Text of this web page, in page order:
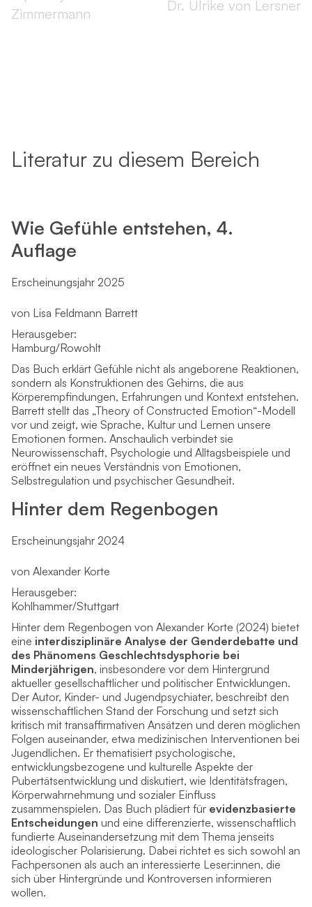
Zimmermann
Dr. Ulrike von Lersner
Literatur zu diesem Bereich
Wie Gefühle entstehen, 4.
Auflage
Erscheinungsjahr 2025
von Lisa Feldmann Barrett
Herausgeber:
Hamburg/Rowohlt
Das Buch erklärt Gefühle nicht als angeborene Reaktionen,
sondern als Konstruktionen des Gehirns, die aus
Körperempfindungen, Erfahrungen und Kontext entstehen.
Barrett stellt das „Theory of Constructed Emotion“-Modell
vor und zeigt, wie Sprache, Kultur und Lernen unsere
Emotionen formen. Anschaulich verbindet sie
Neurowissenschaft, Psychologie und Alltagsbeispiele und
eröffnet ein neues Verständnis von Emotionen,
Selbstregulation und psychischer Gesundheit.
Hinter dem Regenbogen
Erscheinungsjahr 2024
von Alexander Korte
Herausgeber:
Kohlhammer/Stuttgart
Hinter dem Regenbogen von Alexander Korte (2024) bietet
eine interdisziplinäre Analyse der Genderdebatte und
des Phänomens Geschlechtsdysphorie bei
Minderjährigen, insbesondere vor dem Hintergrund
aktueller gesellschaftlicher und politischer Entwicklungen.
Der Autor, Kinder- und Jugendpsychiater, beschreibt den
wissenschaftlichen Stand der Forschung und setzt sich
kritisch mit transaffirmativen Ansätzen und deren möglichen
Folgen auseinander, etwa medizinischen Interventionen bei
Jugendlichen. Er thematisiert psychologische,
entwicklungsbezogene und kulturelle Aspekte der
Pubertätsentwicklung und diskutiert, wie Identitätsfragen,
Körperwahrnehmung und sozialer Einfluss
zusammenspielen. Das Buch plädiert für evidenzbasierte
Entscheidungen und eine differenzierte, wissenschaftlich
fundierte Auseinandersetzung mit dem Thema jenseits
ideologischer Polarisierung. Dabei richtet es sich sowohl an
Fachpersonen als auch an interessierte Leser:innen, die
sich über Hintergründe und Kontroversen informieren
wollen.